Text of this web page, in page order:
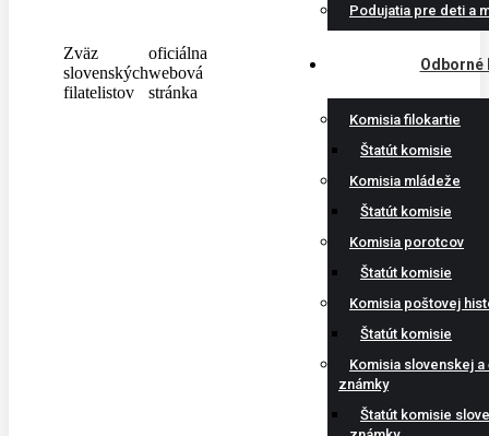
Zväz
slovenských
filatelistov
oficiálna
webová
stránka
Podujatia pre deti a
Odborné
Komisia filokartie
Štatút komisie
Komisia mládeže
Štatút komisie
Komisia porotcov
Štatút komisie
Komisia poštovej
Štatút komisie
Komisia slovenskej
známky
Štatút komisie